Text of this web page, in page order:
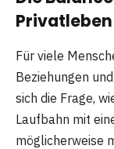
Privatleben
Für viele
Beziehungen
sich die Frage,
Laufbahn mit
möglicherweise